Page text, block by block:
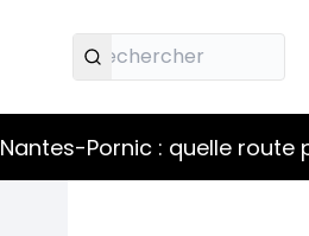
Nantes-Pornic : quelle route